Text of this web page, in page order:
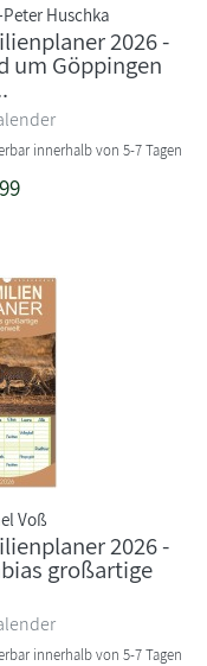
Huschka
2026 -
um Göppingen
innerhalb von 5-7 Tagen
Voß
2026 -
großartige
innerhalb von 5-7 Tagen